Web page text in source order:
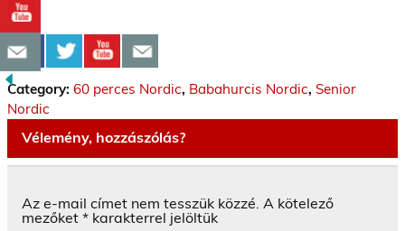
Category: 60 perces Nordic, Babahurcis Nordic, Senior
Nordic
Vélemény, hozzászólás?
Az e-mail címet nem tesszük közzé. A kötelező
mezőket * karakterrel jelöltük